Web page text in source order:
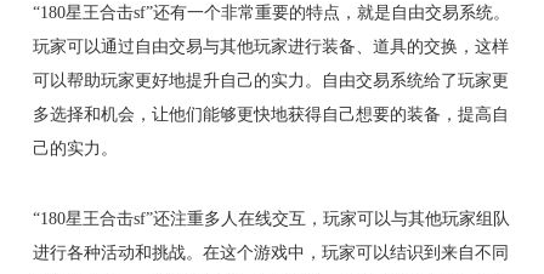
“180星王合击sf”还有一个非常重要的特点，就是自由交易系统。
玩家可以通过自由交易与其他玩家进行装备、道具的交换，这样
可以帮助玩家更好地提升自己的实力。自由交易系统给了玩家更
多选择和机会，让他们能够更快地获得自己想要的装备，提高自
己的实力。
“180星王合击sf”还注重多人在线交互，玩家可以与其他玩家组队
进行各种活动和挑战。在这个游戏中，玩家可以结识到来自不同